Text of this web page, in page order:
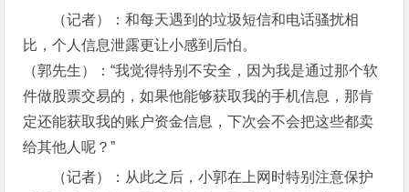
（记者）：和每天遇到的垃圾短信和电话骚扰相
比，个人信息泄露更让小感到后怕。
（郭先生）：“我觉得特别不安全，因为我是通过那个软
件做股票交易的，如果他能够获取我的手机信息，那肯
定还能获取我的账户资金信息，下次会不会把这些都卖
给其他人呢？”
（记者）：从此之后，小郭在上网时特别注意保护